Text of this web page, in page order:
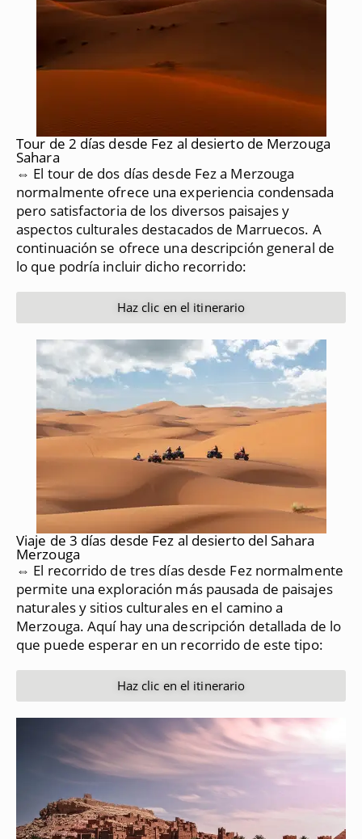
Tour de 2 días desde Fez al desierto de Merzouga
Sahara
⇔ El tour de dos días desde Fez a Merzouga
normalmente ofrece una experiencia condensada
pero satisfactoria de los diversos paisajes y
aspectos culturales destacados de Marruecos. A
continuación se ofrece una descripción general de
lo que podría incluir dicho recorrido:
Haz clic en el itinerario
Viaje de 3 días desde Fez al desierto del Sahara
Merzouga
⇔ El recorrido de tres días desde Fez normalmente
permite una exploración más pausada de paisajes
naturales y sitios culturales en el camino a
Merzouga. Aquí hay una descripción detallada de lo
que puede esperar en un recorrido de este tipo:
Haz clic en el itinerario